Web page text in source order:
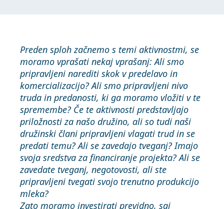
Preden sploh začnemo s temi aktivnostmi, se
moramo vprašati nekaj vprašanj: Ali smo
pripravljeni narediti skok v predelavo in
komercializacijo? Ali smo pripravljeni nivo
truda in predanosti, ki ga moramo vložiti v te
spremembe? Če te aktivnosti predstavljajo
priložnosti za našo družino, ali so tudi naši
družinski člani pripravljeni vlagati trud in se
predati temu? Ali se zavedajo tveganj? Imajo
svoja sredstva za financiranje projekta? Ali se
zavedate tveganj, negotovosti, ali ste
pripravljeni tvegati svojo trenutno produkcijo
mleka?
Zato moramo investirati previdno, saj